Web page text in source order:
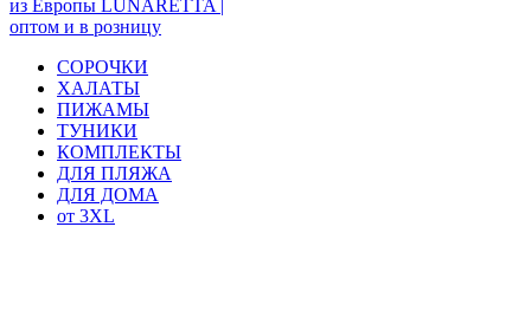
СОРОЧКИ
ХАЛАТЫ
ПИЖАМЫ
ТУНИКИ
КОМПЛЕКТЫ
ДЛЯ ПЛЯЖА
ДЛЯ ДОМА
от 3XL